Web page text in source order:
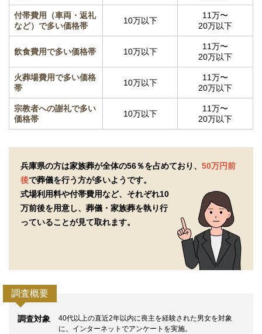
付帯費用（車両・返礼
など）で多い価格帯
10万以下
11万〜
20万以下
飲食費用で多い価格帯 10万以下
11万〜
20万以下
火葬場費用で多い価格
帯
10万以下
11万〜
20万以下
宗教者への謝礼で多い
価格帯
10万以下
11万〜
20万以下
兵庫県の方は家族葬が全体の56％を占めており、 50万円前
後で葬儀を行う方が多いようです。
式場利用料や付帯費用など、それぞれ10
万前後を用意し、 葬儀・家族葬を執り行
っていることが見て取れます。
調査概要
調査対象
40代以上の直近2年以内に喪主を経験された男女を対象
に、インターネットでアンケートを実施。